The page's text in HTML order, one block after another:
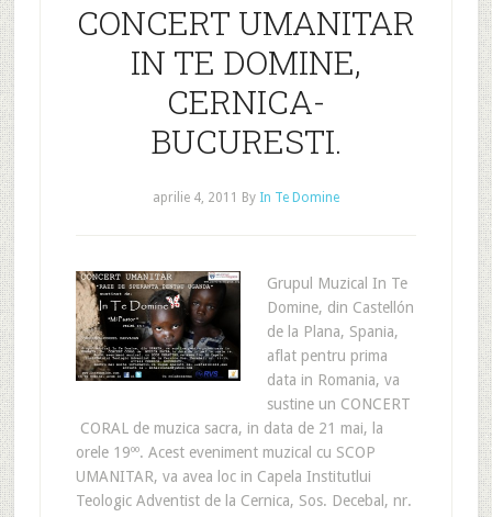
CONCERT UMANITAR
IN TE DOMINE,
CERNICA-
BUCURESTI.
aprilie 4, 2011 By In Te Domine
Grupul Muzical In Te
Domine, din Castellón
de la Plana, Spania,
aflat pentru prima
data in Romania, va
sustine un CONCERT
CORAL de muzica sacra, in data de 21 mai, la
orele 19ºº. Acest eveniment muzical cu SCOP
UMANITAR, va avea loc in Capela Institutlui
Teologic Adventist de la Cernica, Sos. Decebal, nr.